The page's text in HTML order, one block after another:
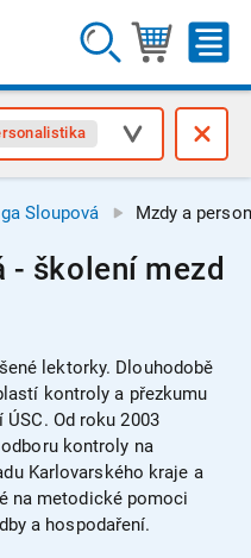
Sloupová Mzdy a
- školení mezd
lektorky. Dlouhodobě
kontroly a přezkumu
ÚSC. Od roku 2003
kontroly na
Karlovarského kraje a
na metodické pomoci
a hospodaření.